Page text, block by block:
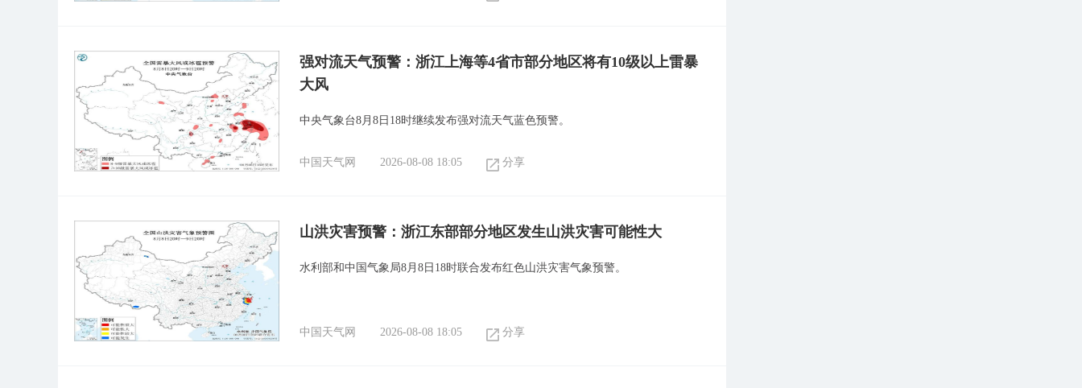
强对流天气预警：浙江上海等4省市部分地区将有10级以上雷暴
大风
中央气象台8月8日18时继续发布强对流天气蓝色预警。
中国天气网 2026-08-08 18:05 分享
山洪灾害预警：浙江东部部分地区发生山洪灾害可能性大
水利部和中国气象局8月8日18时联合发布红色山洪灾害气象预警。
中国天气网 2026-08-08 18:05 分享